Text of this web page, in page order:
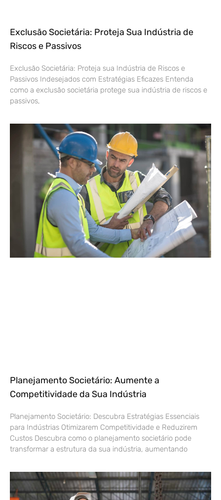
Exclusão Societária: Proteja Sua Indústria de
Riscos e Passivos
Exclusão Societária: Proteja sua Indústria de Riscos e
Passivos Indesejados com Estratégias Eficazes Entenda
como a exclusão societária protege sua indústria de riscos e
passivos,
Planejamento Societário: Aumente a
Competitividade da Sua Indústria
Planejamento Societário: Descubra Estratégias Essenciais
para Indústrias Otimizarem Competitividade e Reduzirem
Custos Descubra como o planejamento societário pode
transformar a estrutura da sua indústria, aumentando